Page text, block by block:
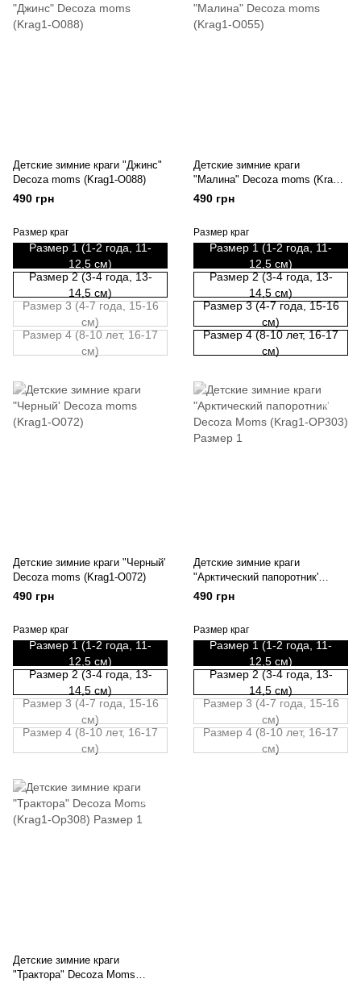
Детские зимние краги "Джинс"
Decoza moms (Krag1-O088)
490 грн
Размер краг
Размер 1 (1-2 года, 11-
12,5 см)
Размер 2 (3-4 года, 13-
14,5 см)
Размер 3 (4-7 года, 15-16
см)
Размер 4 (8-10 лет, 16-17
см)
Детские зимние краги
"Малина" Decoza moms (Krag1-
O055)
490 грн
Размер краг
Размер 1 (1-2 года, 11-
12,5 см)
Размер 2 (3-4 года, 13-
14,5 см)
Размер 3 (4-7 года, 15-16
см)
Размер 4 (8-10 лет, 16-17
см)
Детские зимние краги "Черный'
Decoza moms (Krag1-O072)
490 грн
Размер краг
Размер 1 (1-2 года, 11-
12,5 см)
Размер 2 (3-4 года, 13-
14,5 см)
Размер 3 (4-7 года, 15-16
см)
Размер 4 (8-10 лет, 16-17
см)
Детские зимние краги
"Арктический папоротник'
Decoza Moms (Krag1-OP303)
Размер 1
490 грн
Размер краг
Размер 1 (1-2 года, 11-
12,5 см)
Размер 2 (3-4 года, 13-
14,5 см)
Размер 3 (4-7 года, 15-16
см)
Размер 4 (8-10 лет, 16-17
см)
Детские зимние краги
"Трактора" Decoza Moms